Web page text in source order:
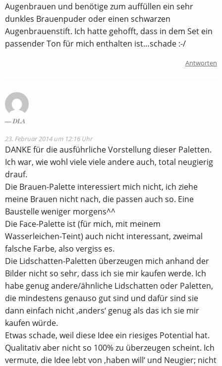
Augenbrauen und benötige zum auffüllen ein sehr
dunkles Brauenpuder oder einen schwarzen
Augenbrauenstift. Ich hatte gehofft, dass in dem Set ein
passender Ton für mich enthalten ist…schade :-/
Antworten
DLA
23. Februar 2014 um 12:16 Uhr
DANKE für die ausführliche Vorstellung dieser Paletten.
Ich war, wie wohl viele viele andere auch, total neugierig
drauf.
Die Brauen-Palette interessiert mich nicht, ich ziehe
meine Brauen nicht nach, die passen auch so. Eine
Baustelle weniger morgens^^
Die Face-Palette ist (für mich, mit meinem
Wasserleichen-Teint) auch nicht interessant, zweimal
falsche Farbe, also vergiss es.
Die Lidschatten-Paletten überzeugen mich anhand der
Bilder nicht so sehr, dass ich sie mir kaufen werde. Ich
habe genug andere/ähnliche Lidschatten oder Paletten,
die mindestens genauso gut sind und dafür sind sie
dann einfach nicht ‚anders‘ genug als das ich sie mir
kaufen würde.
Etwas schade, weil diese Idee ein riesiges Potential hat.
Qualitativ aber nicht so 100% zu überzeugen scheint. Ich
vermute, die Idee lebt von ‚haben will‘ und Neugier; nicht